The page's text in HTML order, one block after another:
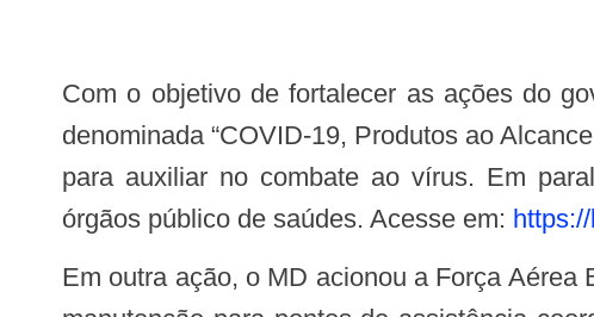
Com o objetivo de fortalecer as ações do governo federal na Operação COVID-19, o Ministério da Defesa (MD) criou a ação
denominada “COVID-19, Produtos ao
para auxiliar no combate ao vírus. Em
órgãos público de saúdes. Acesse em:
Em outra ação, o MD acionou a Força Aérea Brasileira para viabilizar o transporte de equipamentos médicos que necessitam de